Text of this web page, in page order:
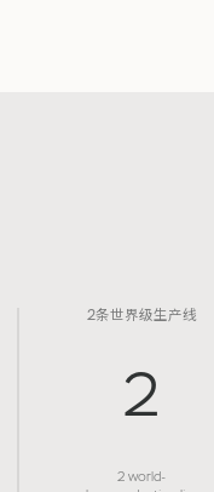
2条世界级生产线
2
2 world-